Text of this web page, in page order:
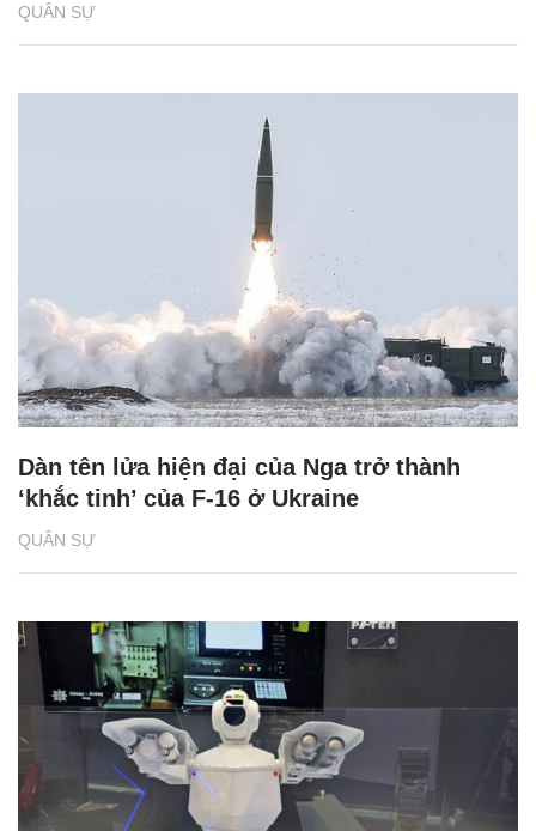
QUÂN SỰ
QUÂN SỰ
Dàn tên lửa hiện đại của Nga trở thành
‘khắc tinh’ của F-16 ở Ukraine